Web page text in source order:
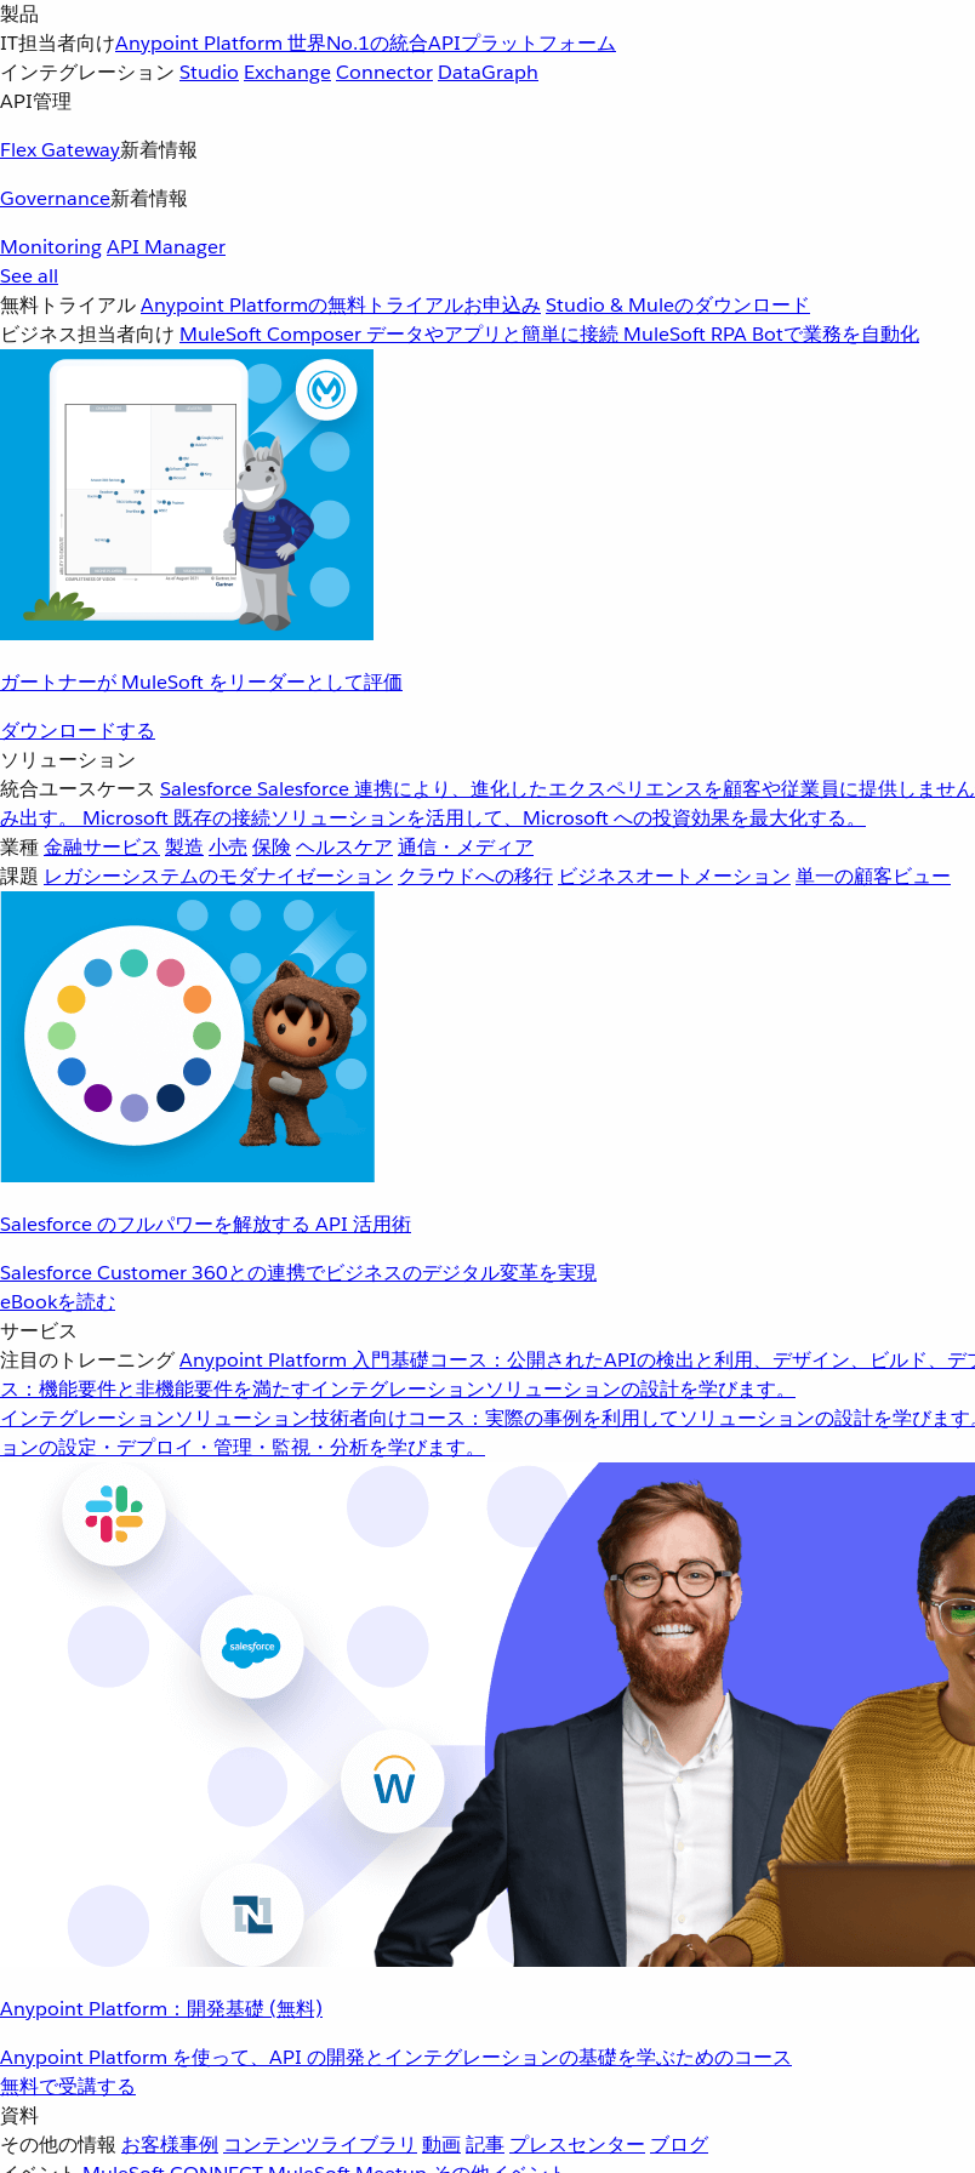
製品
IT担当者向けAnypoint Platform 世界No.1の統合APIプラットフォーム
インテグレーション Studio ExchangeConnector DataGraph
API管理
Flex Gateway新着情報
Governance新着情報
MonitoringAPI Manager
See all
無料トライアルAnypoint Platformの無料トライアルお申込み Studio & Muleのダウンロード
ビジネス担当者向け MuleSoft Composer データやアプリと簡単に接続 MuleSoft RPA Botで業務を自動化
ガートナーが MuleSoft をリーダーとして評価
ダウンロードする
ソリューション
統合ユースケース SalesforceSalesforce 連携により、進化したエクスペリエンスを顧客や従業員に提供しませ
み出す。
Microsoft 既存の接続ソリューションを活用して、Microsoft への投資効果を最大化する。
業種金融サービス 製造 小売 保険 ヘルスケア 通信・メディア
課題 レガシーシステムのモダナイゼーション クラウドへの移行 ビジネスオートメーション 単一の顧客ビュー
Salesforce のフルパワーを解放する API 活用術
Salesforce Customer 360との連携でビジネスのデジタル変革を実現
eBookを読む
サービス
注目のトレーニングAnypoint Platform 入門基礎コース：公開されたAPIの検出と利用、デザイン、ビルド、デ
ス：機能要件と非機能要件を満たすインテグレーションソリューションの設計を学びます。
インテグレーションソリューション技術者向けコース：実際の事例を利用してソリューションの設計を学びます
ョンの設定・デプロイ・管理・監視・分析を学びます。
Anypoint Platform：開発基礎 (無料)
Anypoint Platform を使って、API の開発とインテグレーションの基礎を学ぶためのコース
無料で受講する
資料
その他の情報 お客様事例 コンテンツライブラリ 動画記事 プレスセンター ブログ